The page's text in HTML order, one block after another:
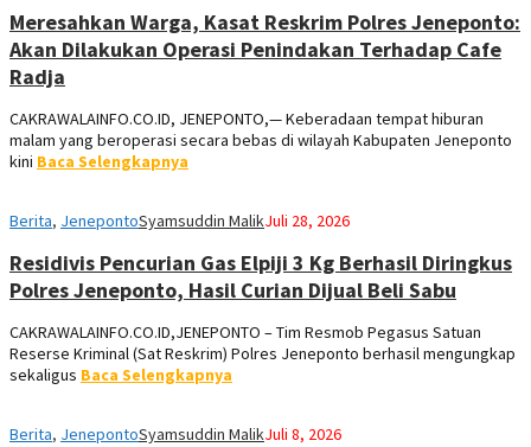
Meresahkan Warga, Kasat Reskrim Polres Jeneponto:
Akan Dilakukan Operasi Penindakan Terhadap Cafe
Radja
CAKRAWALAINFO.CO.ID, JENEPONTO,— Keberadaan tempat hiburan
malam yang beroperasi secara bebas di wilayah Kabupaten Jeneponto
kini Baca Selengkapnya
Berita, JenepontoSyamsuddin MalikJuli 28, 2026
Residivis Pencurian Gas Elpiji 3 Kg Berhasil Diringkus
Polres Jeneponto, Hasil Curian Dijual Beli Sabu
CAKRAWALAINFO.CO.ID,JENEPONTO – Tim Resmob Pegasus Satuan
Reserse Kriminal (Sat Reskrim) Polres Jeneponto berhasil mengungkap
sekaligus Baca Selengkapnya
Berita, JenepontoSyamsuddin MalikJuli 8, 2026